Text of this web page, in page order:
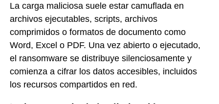
La carga maliciosa suele estar camuflada en
archivos ejecutables, scripts, archivos
comprimidos o formatos de documento como
Word, Excel o PDF. Una vez abierto o ejecutado,
el ransomware se distribuye silenciosamente y
comienza a cifrar los datos accesibles, incluidos
los recursos compartidos en red.